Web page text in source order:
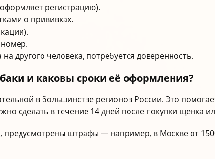
регистрацию).
о прививках.
другого человека, потребуется доверенность.
и каковы сроки её оформления?
в большинстве регионов России. Это
сделать в течение 14 дней после покупки щенка
предусмотрены штрафы — например, в Москве от